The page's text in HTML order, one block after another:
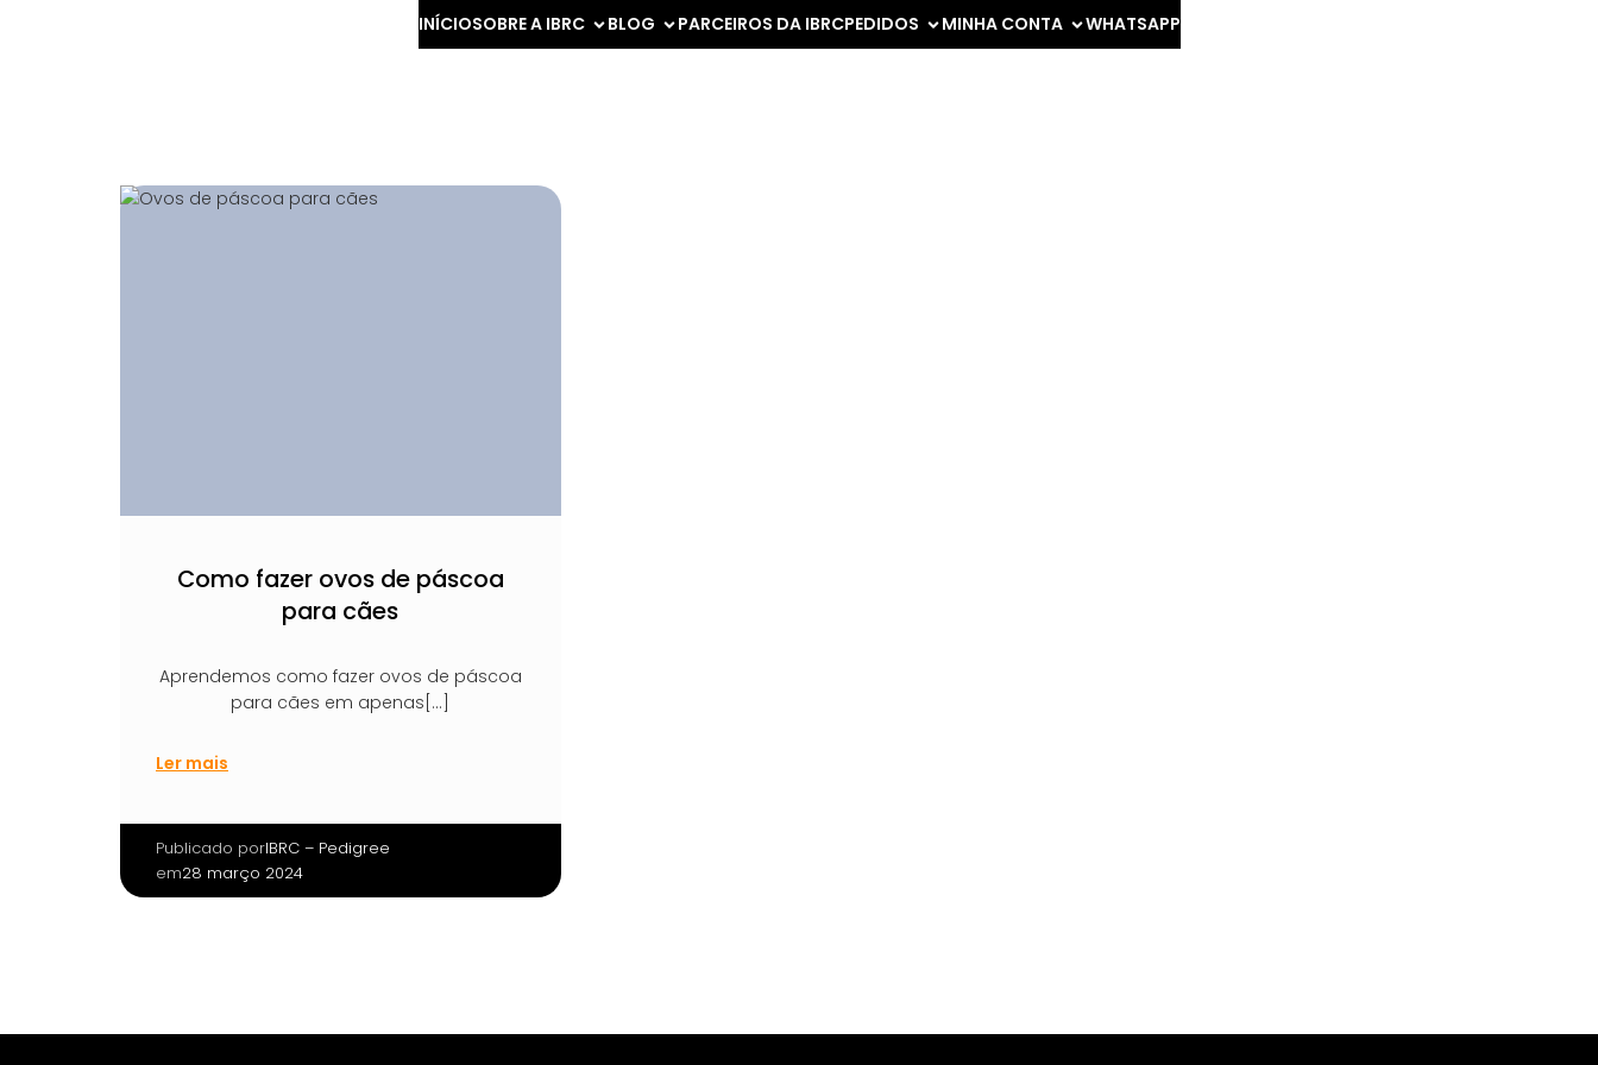
INÍCIOSOBRE A IBRC BLOG PARCEIROS DA IBRCPEDIDOS MINHA CONTA WHATSAPP
Como fazer ovos de páscoa
para cães
Aprendemos como fazer ovos de páscoa
para cães em apenas[…]
Ler mais
Publicado porIBRC – Pedigree
em28 março 2024